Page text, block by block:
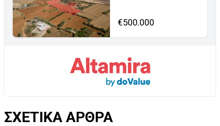
€500.000
ΣΧΕΤΙΚΑ ΑΡΘΡΑ